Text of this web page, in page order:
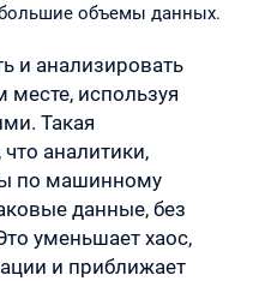
объемы данных.
и анализировать
используя
Такая
аналитики,
по машинному
данные, без
уменьшает хаос,
и приближает